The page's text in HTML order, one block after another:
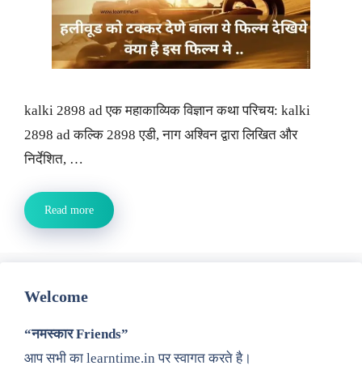
kalki 2898 ad एक महाकाव्यिक विज्ञान कथा परिचय: kalki
2898 ad कल्कि 2898 एडी, नाग अश्विन द्वारा लिखित और
निर्देशित, …
Read more
Welcome
“नमस्कार Friends”
आप सभी का learntime.in पर स्वागत करते है।